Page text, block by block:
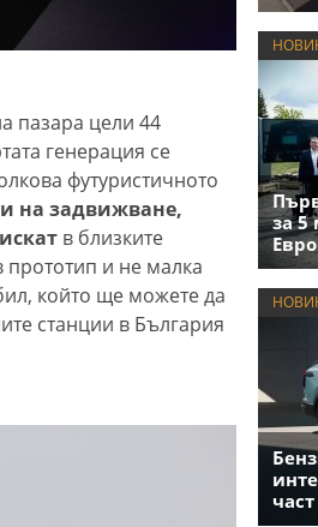
пазара цели 44
генерация се
футуристичното
на задвижване,
в близките
прототип и не малка
който ще можете да
станции в България
за 5
част